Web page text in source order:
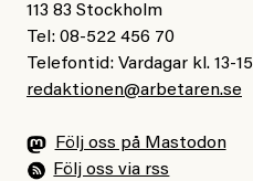
113 83 Stockholm
Tel: 08-522 456 70
Telefontid: Vardagar kl. 13-15
redaktionen@arbetaren.se
Följ oss på Mastodon
Följ oss via rss